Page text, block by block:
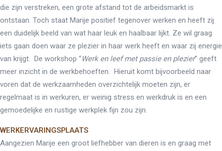
die zijn verstreken, een grote afstand tot de arbeidsmarkt is
ontstaan. Toch staat Marije positief tegenover werken en heeft zij
een duidelijk beeld van wat haar leuk en haalbaar lijkt. Ze wil graag
iets gaan doen waar ze plezier in haar werk heeft en waar zij energie
van krijgt. De workshop “Werk en leef met passie en plezier” geeft
meer inzicht in de werkbehoeften. Hieruit komt bijvoorbeeld naar
voren dat de werkzaamheden overzichtelijk moeten zijn, er
regelmaat is in werkuren, er weinig stress en werkdruk is en een
gemoedelijke en rustige werkplek fijn zou zijn.
WERKERVARINGSPLAATS
Aangezien Marije een groot liefhebber van dieren is en graag met